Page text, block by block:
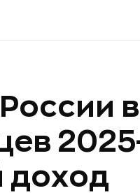
доход